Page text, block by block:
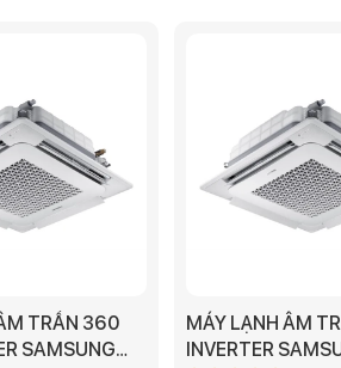
TRẦN 360
SAMSUNG
MÁY LẠNH ÂM
INVERTER